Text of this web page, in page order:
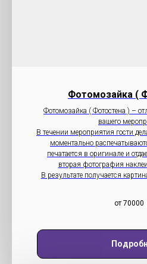
Фотомозайка (
Фотомозайка ( Фотостена ) –
вашего
В течении мероприятия гости
моментально
печатается в оригинале и
вторая фотография
В результате получается
от 70000